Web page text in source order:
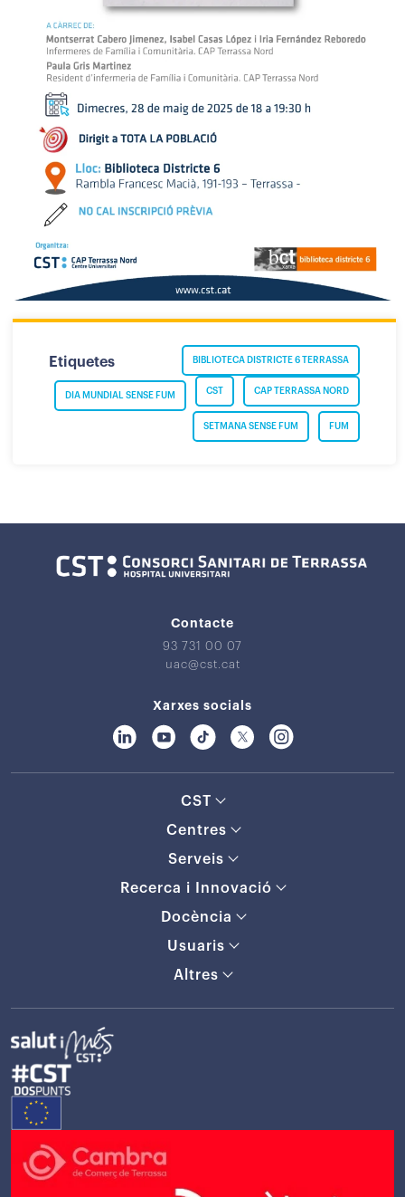
Etiquetes BIBLIOTECA DISTRICTE 6 TERRASSA
CAP TERRASSA NORD
CST
DIA MUNDIAL SENSE FUM
FUM
SETMANA SENSE FUM
Contacte
93 731 00 07
uac@cst.cat
Xarxes socials
CST
Centres
Serveis
Recerca i Innovació
Docència
Usuaris
Altres